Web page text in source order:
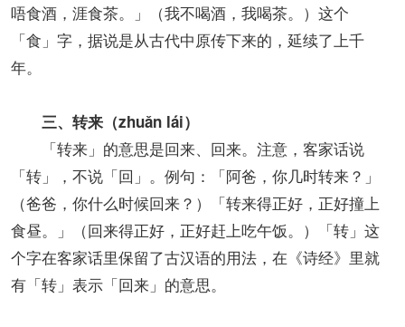
唔食酒，涯食茶。」（我不喝酒，我喝茶。）这个
「食」字，据说是从古代中原传下来的，延续了上千
年。
三、转来（zhuǎn lái）
「转来」的意思是回来、回来。注意，客家话说
「转」，不说「回」。例句：「阿爸，你几时转来？」
（爸爸，你什么时候回来？）「转来得正好，正好撞上
食昼。」（回来得正好，正好赶上吃午饭。）「转」这
个字在客家话里保留了古汉语的用法，在《诗经》里就
有「转」表示「回来」的意思。